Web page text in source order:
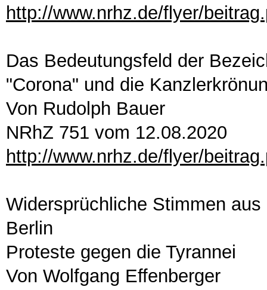
http://www.nrhz.de/flyer/
Das Bedeutungsfeld der
"Corona" und die
Von Rudolph Bauer
NRhZ 751 vom 12.08.2020
http://www.nrhz.de/flyer/
Widersprüchliche Stimmen
Berlin
Proteste gegen die Tyrannei
Von Wolfgang Effenberger